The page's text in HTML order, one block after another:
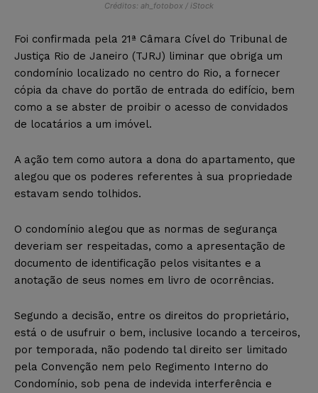
Créditos: ah_fotobox / iStock
Foi confirmada pela 21ª Câmara Cível do Tribunal de
Justiça Rio de Janeiro (TJRJ) liminar que obriga um
condomínio localizado no centro do Rio, a fornecer
cópia da chave do portão de entrada do edifício, bem
como a se abster de proibir o acesso de convidados
de locatários a um imóvel.
A ação tem como autora a dona do apartamento, que
alegou que os poderes referentes à sua propriedade
estavam sendo tolhidos.
O condomínio alegou que as normas de segurança
deveriam ser respeitadas, como a apresentação de
documento de identificação pelos visitantes e a
anotação de seus nomes em livro de ocorrências.
Segundo a decisão, entre os direitos do proprietário,
está o de usufruir o bem, inclusive locando a terceiros,
por temporada, não podendo tal direito ser limitado
pela Convenção nem pelo Regimento Interno do
Condomínio, sob pena de indevida interferência e